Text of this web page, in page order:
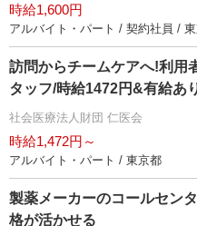
時給1,600円
アルバイト・パート / 契約社員 /
訪問からチームケアへ!利用
タッフ/時給1472円&有給あ
社会医療法人財団 仁医会
時給1,472円～
アルバイト・パート / 東京都
製薬メーカーのコールセン
格が活かせる